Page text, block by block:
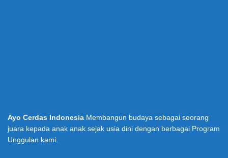
Ayo Cerdas Indonesia Membangun budaya sebagai seorang
juara kepada anak anak sejak usia dini dengan berbagai Program
Unggulan kami.